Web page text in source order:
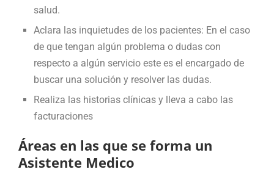
salud.
Aclara las inquietudes de los pacientes: En el caso
de que tengan algún problema o dudas con
respecto a algún servicio este es el encargado de
buscar una solución y resolver las dudas.
Realiza las historias clínicas y lleva a cabo las
facturaciones
Áreas en las que se forma un
Asistente Medico